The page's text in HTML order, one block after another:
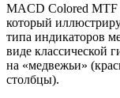
MACD Colored
который
типа индикаторов
виде классической
на «медвежьи»
столбцы).